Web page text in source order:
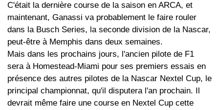
C'était la dernière course de la saison en ARCA, et
maintenant, Ganassi va probablement le faire rouler
dans la Busch Series, la seconde division de la Nascar,
peut-être à Memphis dans deux semaines.
Mais dans les prochains jours, l'ancien pilote de F1
sera à Homestead-Miami pour ses premiers essais en
présence des autres pilotes de la Nascar Nextel Cup, le
principal championnat, qu'il disputera l'an prochain. Il
devrait même faire une course en Nextel Cup cette